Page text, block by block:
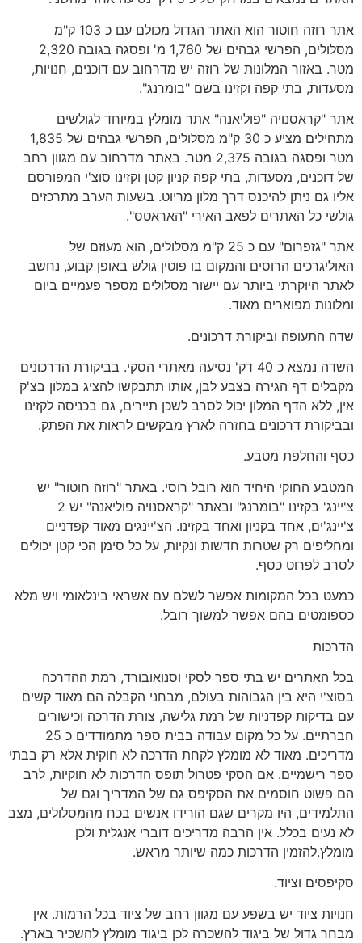
אתר רוזה חוטור הוא האתר הגדול מכולם עם כ 103 ק"מ
מסלולים, הפרשי גבהים של 1,760 מ' ופסגה בגובה 2,320
מטר. באזור המלונות של רוזה יש מדרחוב עם דוכנים, חנויות,
מסעדות, בתי קפה וקזינו בשם "בומרנג".
אתר "קראסנויה "פוליאנה" אתר מומלץ במיוחד לגולשים
מתחילים מציע כ 30 ק"מ מסלולים, הפרשי גבהים של 1,835
מטר ופסגה בגובה 2,375 מטר. באתר מדרחוב עם מגוון רחב
של דוכנים, מסעדות, בתי קפה קניון קטן וקזינו סוצ'י המפורסם
אליו גם ניתן להיכנס דרך מלון מריוט. בשעות הערב מתרכזים
גולשי כל האתרים לפאב האירי "האראטס".
אתר "גזפרום" עם כ 25 ק"מ מסלולים, הוא מעוזם של
האוליגרכים הרוסים והמקום בו פוטין גולש באופן קבוע, נחשב
לאתר היוקרתי ביותר עם יישור מסלולים מספר פעמיים ביום
ומלונות מפוארים מאוד.
שדה התעופה וביקורת דרכונים.
השדה נמצא כ 40 דק' נסיעה מאתרי הסקי. בביקורת הדרכונים
מקבלים דף הגירה בצבע לבן, אותו תתבקשו להציג במלון בצ'ק
אין, ללא הדף המלון יכול לסרב לשכן תיירים, גם בכניסה לקזינו
ובביקורת דרכונים בחזרה לארץ מבקשים לראות את הפתק.
כסף והחלפת מטבע.
המטבע החוקי היחיד הוא רובל רוסי. באתר "רוזה חוטור" יש
צ'יינג' בקזינו "בומרנג" ובאתר "קראסנויה פוליאנה" יש 2
צ'יינג'ים, אחד בקניון ואחד בקזינו. הצ'יינגים מאוד קפדניים
ומחליפים רק שטרות חדשות ונקיות, על כל סימן הכי קטן יכולים
לסרב לפרוט כסף.
כמעט בכל המקומות אפשר לשלם עם אשראי בינלאומי ויש מלא
כספומטים בהם אפשר למשוך רובל.
הדרכות
בכל האתרים יש בתי ספר לסקי וסנואובורד, רמת ההדרכה
בסוצ'י היא בין הגבוהות בעולם, מבחני הקבלה הם מאוד קשים
עם בדיקות קפדניות של רמת גלישה, צורת הדרכה וכישורים
חברתיים. על כל מקום עבודה בבית ספר מתמודדים כ 25
מדריכים. מאוד לא מומלץ לקחת הדרכה לא חוקית אלא רק בבתי
ספר רישמיים. אם הסקי פטרול תופס הדרכות לא חוקיות, לרב
הם פשוט חוסמים את הסקיפס גם של המדריך וגם של
התלמידים, היו מקרים שגם הורידו אנשים בכח מהמסלולים, מצב
לא נעים בכלל. אין הרבה מדריכים דוברי אנגלית ולכן
מומלץ.להזמין הדרכות כמה שיותר מראש.
סקיפסים וציוד.
חנויות ציוד יש בשפע עם מגוון רחב של ציוד בכל הרמות. אין
מבחר גדול של ביגוד להשכרה לכן ביגוד מומלץ להשכיר בארץ.